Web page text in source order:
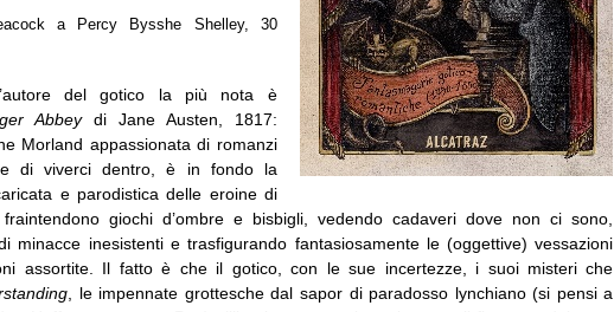
a Percy Bysshe Shelley, 30
del gotico la più nota è
Abbeydi Jane Austen, 1817:
Morland appassionata di romanzi
di viverci dentro, è in fondo la
e parodistica delle eroine di
giochi d’ombre e bisbigli, vedendo cadaveri dove non ci sono,
minacce inesistenti e trasfigurando fantasiosamente le (oggettive) vessazioni
assortite. Il fatto è che il gotico, con le sue incertezze, i suoi misteri che
, le impennate grottesche dal sapor di paradosso lynchiano (si pensi a